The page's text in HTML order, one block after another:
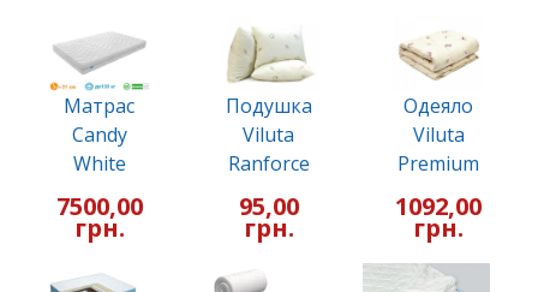
Матрас
Candy
White
7500,00
грн.
Подушка
Viluta
Ranforce
95,00
грн.
Одеяло
Viluta
Premium
1092,00
грн.